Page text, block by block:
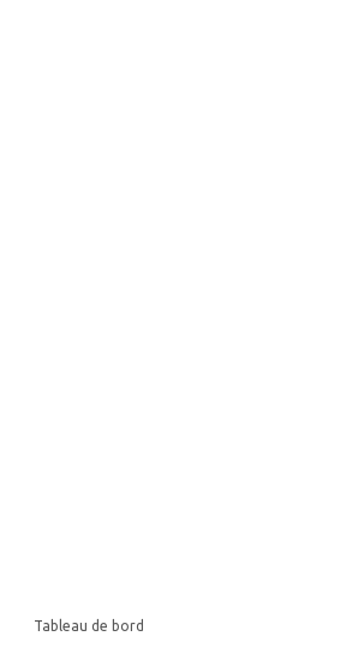
Tableau de bord